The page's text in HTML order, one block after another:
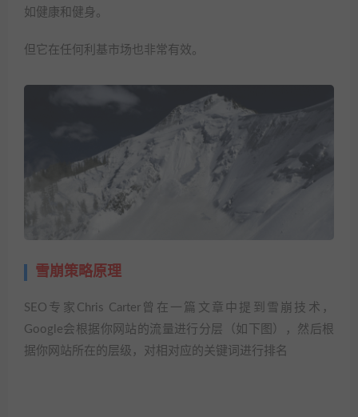
如健康和健身。
但它在任何利基市场也非常有效。
雪崩策略原理
SEO专家Chris Carter曾在一篇文章中提到雪崩技术，
Google会根据你网站的流量进行分层（如下图），然后根
据你网站所在的层级，对相对应的关键词进行排名